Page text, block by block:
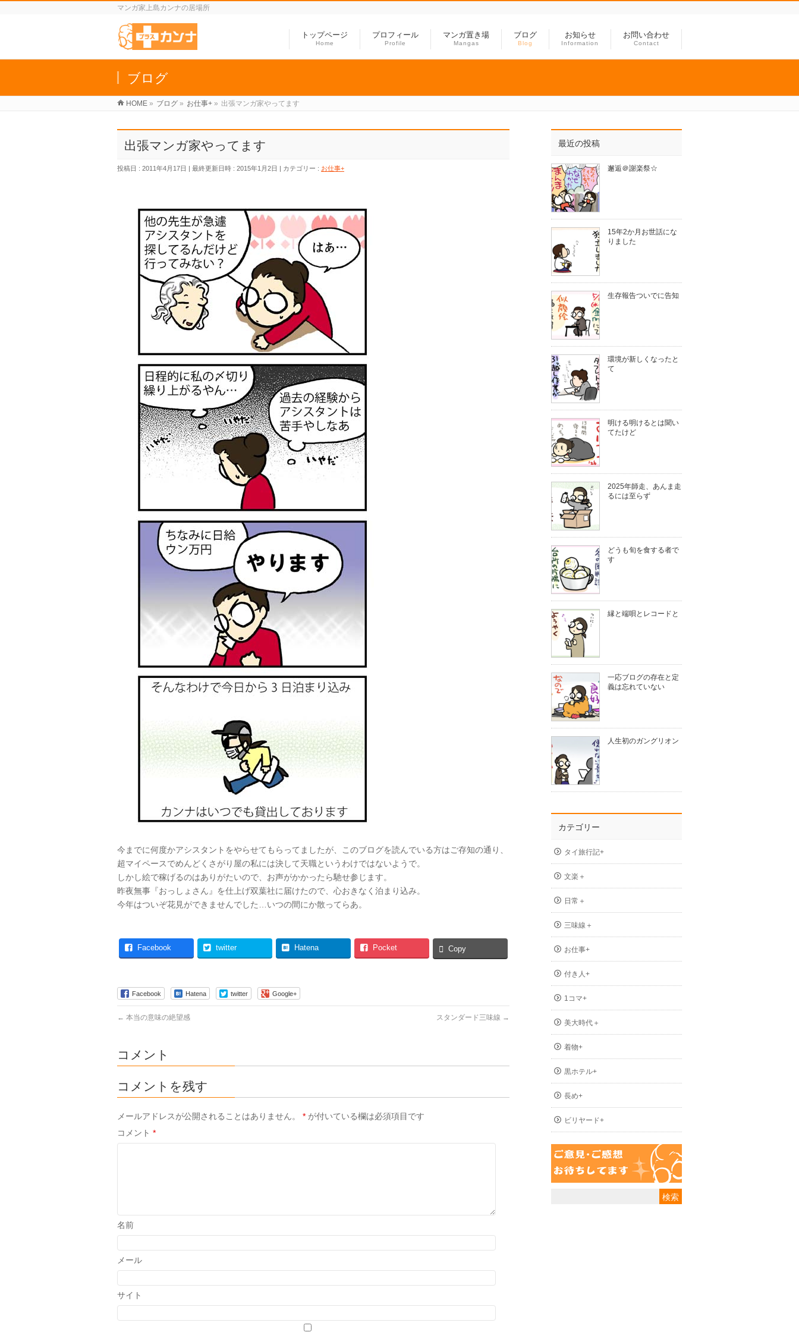
マンガ家上島カンナの居場所
トップページ
Home
プロフィール
Profile
マンガ置き場
Mangas
ブログ
Blog
お知らせ
Information
お問い合わせ
Contact
ブログ
HOME » ブログ » お仕事+ » 出張マンガ家やってます
出張マンガ家やってます
投稿日 : 2011年4月17日 最終更新日時 : 2015年1月2日 カテゴリー : お仕事+
今までに何度かアシスタントをやらせてもらってましたが、このブログを読んでいる方はご存知の通り、
超マイペースでめんどくさがり屋の私には決して天職というわけではないようで。
しかし絵で稼げるのはありがたいので、お声がかかったら馳せ参じます。
昨夜無事『おっしょさん』を仕上げ双葉社に届けたので、心おきなく泊まり込み。
今年はついぞ花見ができませんでした…いつの間にか散ってらあ。
Facebook twitter Hatena Pocket Copy
Facebook Hatena twitter Google+
← 本当の意味の絶望感 スタンダード三味線 →
コメント
コメントを残す
メールアドレスが公開されることはありません。 * が付いている欄は必須項目です
コメント *
名前
メール
サイト
最近の投稿
邂逅＠謝楽祭☆
15年2か月お世話にな
りました
生存報告ついでに告知
環境が新しくなったと
て
明ける明けるとは聞い
てたけど
2025年師走、あんま走
るには至らず
どうも旬を食する者で
す
縁と端唄とレコードと
一応ブログの存在と定
義は忘れていない
人生初のガングリオン
カテゴリー
タイ旅行記+
文楽＋
日常＋
三味線＋
お仕事+
付き人+
1コマ+
美大時代＋
着物+
黒ホテル+
長め+
ビリヤード+